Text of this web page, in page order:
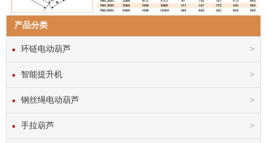
产品分类
环链电动葫芦
智能提升机
钢丝绳电动葫芦
手拉葫芦